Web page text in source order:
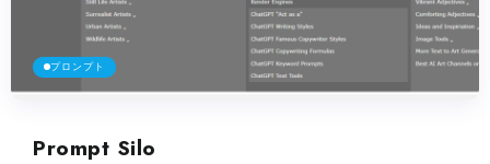
プロンプト
Prompt Silo